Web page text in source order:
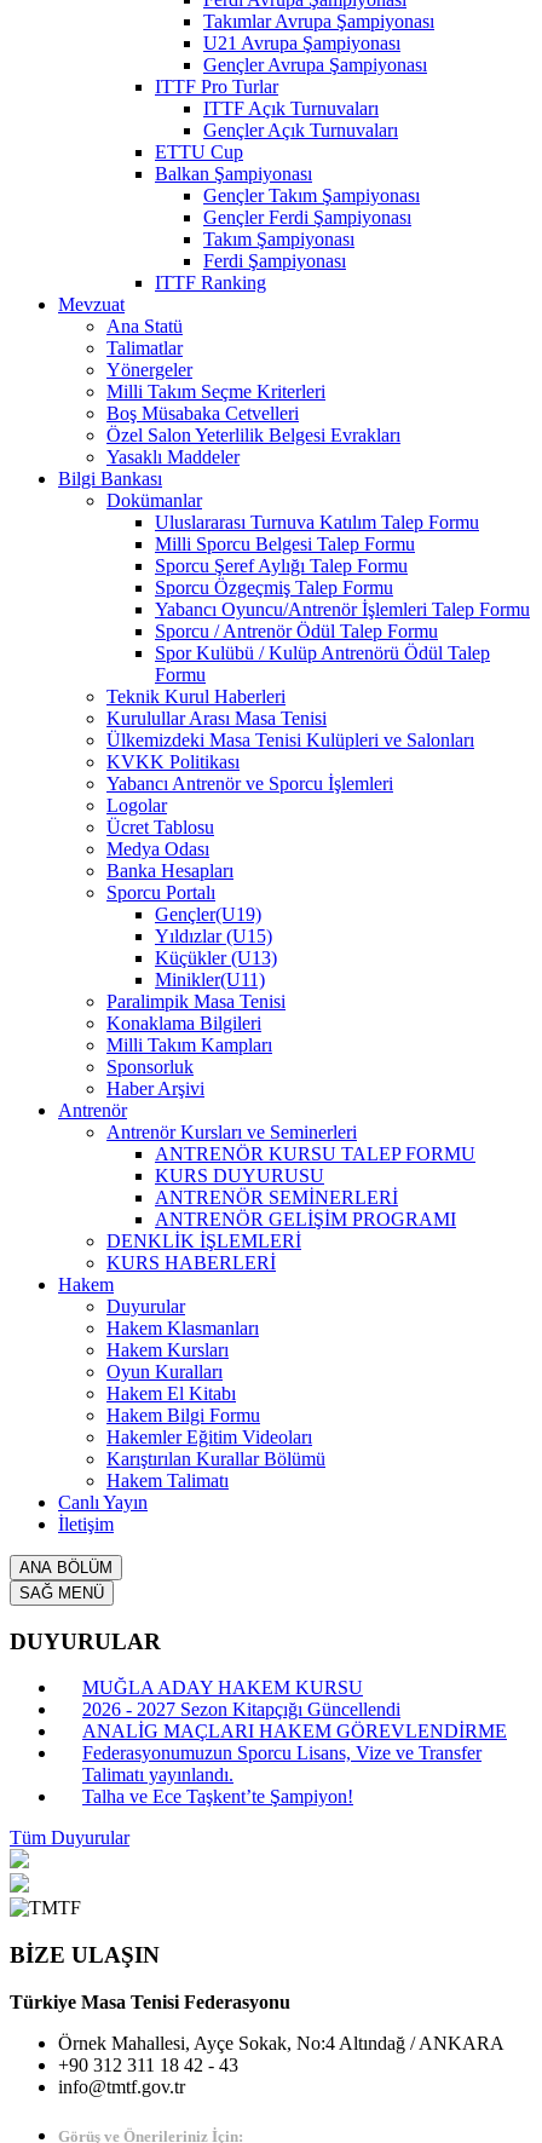
Takımlar Avrupa Şampiyonası
U21 Avrupa Şampiyonası
Gençler Avrupa Şampiyonası
ITTF Pro Turlar
ITTF Açık Turnuvaları
Gençler Açık Turnuvaları
ETTU Cup
Balkan Şampiyonası
Gençler Takım Şampiyonası
Gençler Ferdi Şampiyonası
Takım Şampiyonası
Ferdi Şampiyonası
ITTF Ranking
Mevzuat
Ana Statü
Talimatlar
Yönergeler
Milli Takım Seçme Kriterleri
Boş Müsabaka Cetvelleri
Özel Salon Yeterlilik Belgesi Evrakları
Yasaklı Maddeler
Bilgi Bankası
Dokümanlar
Uluslararası Turnuva Katılım Talep Formu
Milli Sporcu Belgesi Talep Formu
Sporcu Şeref Aylığı Talep Formu
Sporcu Özgeçmiş Talep Formu
Yabancı Oyuncu/Antrenör İşlemleri Talep Formu
Sporcu / Antrenör Ödül Talep Formu
Spor Kulübü / Kulüp Antrenörü Ödül Talep
Formu
Teknik Kurul Haberleri
Kurulullar Arası Masa Tenisi
Ülkemizdeki Masa Tenisi Kulüpleri ve Salonları
KVKK Politikası
Yabancı Antrenör ve Sporcu İşlemleri
Logolar
Ücret Tablosu
Medya Odası
Banka Hesapları
Sporcu Portalı
Gençler(U19)
Yıldızlar (U15)
Küçükler (U13)
Minikler(U11)
Paralimpik Masa Tenisi
Konaklama Bilgileri
Milli Takım Kampları
Sponsorluk
Haber Arşivi
Antrenör
Antrenör Kursları ve Seminerleri
ANTRENÖR KURSU TALEP FORMU
KURS DUYURUSU
ANTRENÖR SEMİNERLERİ
ANTRENÖR GELİŞİM PROGRAMI
DENKLİK İŞLEMLERİ
KURS HABERLERİ
Hakem
Duyurular
Hakem Klasmanları
Hakem Kursları
Oyun Kuralları
Hakem El Kitabı
Hakem Bilgi Formu
Hakemler Eğitim Videoları
Karıştırılan Kurallar Bölümü
Hakem Talimatı
Canlı Yayın
İletişim
ANA BÖLÜM
SAĞ MENÜ
DUYURULAR
MUĞLA ADAY HAKEM KURSU
2026 - 2027 Sezon Kitapçığı Güncellendi
ANALİG MAÇLARI HAKEM GÖREVLENDİRME
Federasyonumuzun Sporcu Lisans, Vize ve Transfer
Talimatı yayınlandı.
Talha ve Ece Taşkent’te Şampiyon!
Tüm Duyurular
BİZE ULAŞIN
Türkiye Masa Tenisi Federasyonu
Örnek Mahallesi, Ayçe Sokak, No:4 Altındağ / ANKARA
+90 312 311 18 42 - 43
info@tmtf.gov.tr
Görüş ve Önerileriniz İçin: